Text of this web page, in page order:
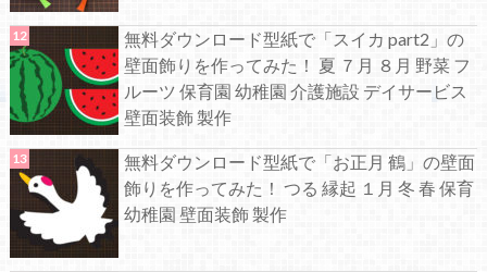
無料ダウンロード型紙で「スイカ part2」の
壁面飾りを作ってみた！ 夏 ７月 ８月 野菜 フ
ルーツ 保育園 幼稚園 介護施設 デイサービス
壁面装飾 製作
無料ダウンロード型紙で「お正月 鶴」の壁面
飾りを作ってみた！ つる 縁起 １月 冬 春 保育
幼稚園 壁面装飾 製作